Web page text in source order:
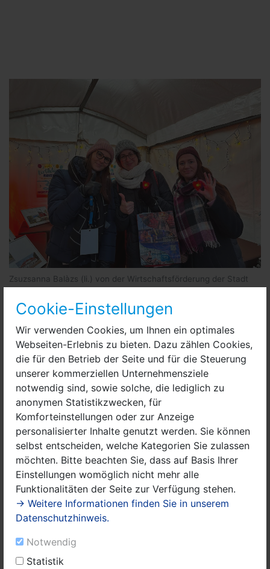
Cookie-Einstellungen
Wir verwenden Cookies, um Ihnen ein optimales
Webseiten-Erlebnis zu bieten. Dazu zählen Cookies,
die für den Betrieb der Seite und für die Steuerung
unserer kommerziellen Unternehmensziele
notwendig sind, sowie solche, die lediglich zu
anonymen Statistikzwecken, für
Komforteinstellungen oder zur Anzeige
personalisierter Inhalte genutzt werden. Sie können
selbst entscheiden, welche Kategorien Sie zulassen
möchten. Bitte beachten Sie, dass auf Basis Ihrer
Einstellungen womöglich nicht mehr alle
Funktionalitäten der Seite zur Verfügung stehen.
→ Weitere Informationen finden Sie in unserem
Datenschutzhinweis.
Notwendig
Statistik
Zsuzsanna Balàzs (li.) von der Wirtschaftsförderung der Stadt
Nauen verteilte „Flammende Herzen“ an zwei Besucherinnen am
Stand der Stadt Nauen.